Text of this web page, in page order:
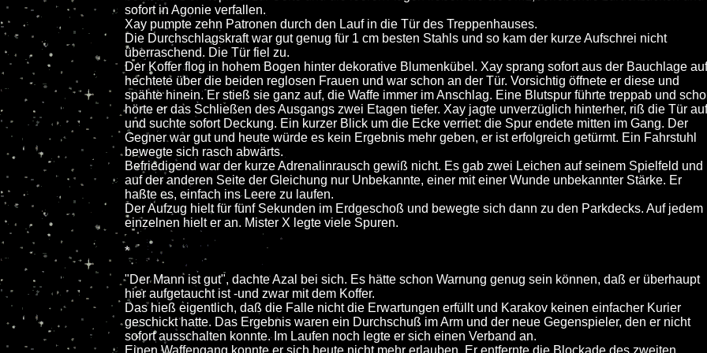
sofort in Agonie verfallen.
Xay pumpte zehn Patronen durch den Lauf in die Tür des Treppenhauses.
Die Durchschlagskraft war gut genug für 1 cm besten Stahls und so kam der kurze Aufschrei nicht
überraschend. Die Tür fiel zu.
Der Koffer flog in hohem Bogen hinter dekorative Blumenkübel. Xay sprang sofort aus der Bauchlage
hechtete über die beiden reglosen Frauen und war schon an der Tür. Vorsichtig öffnete er diese und
spähte hinein. Er stieß sie ganz auf, die Waffe immer im Anschlag. Eine Blutspur führte treppab und
hörte er das Schließen des Ausgangs zwei Etagen tiefer. Xay jagte unverzüglich hinterher, riß die Tür auf
und suchte sofort Deckung. Ein kurzer Blick um die Ecke verriet: die Spur endete mitten im Gang. Der
Gegner war gut und heute würde es kein Ergebnis mehr geben, er ist erfolgreich getürmt. Ein Fahrstuhl
bewegte sich rasch abwärts.
Befriedigend war der kurze Adrenalinrausch gewiß nicht. Es gab zwei Leichen auf seinem Spielfeld und
auf der anderen Seite der Gleichung nur Unbekannte, einer mit einer Wunde unbekannter Stärke. Er
haßte es, einfach ins Leere zu laufen.
Der Aufzug hielt für fünf Sekunden im Erdgeschoß und bewegte sich dann zu den Parkdecks. Auf jedem
einzelnen hielt er an. Mister X legte viele Spuren.
*
"Der Mann ist gut", dachte Azal bei sich. Es hätte schon Warnung genug sein können, daß er überhaupt
hier aufgetaucht ist -und zwar mit dem Koffer.
Das hieß eigentlich, daß die Falle nicht die Erwartungen erfüllt und Karakov keinen einfacher Kurier
geschickt hatte. Das Ergebnis waren ein Durchschuß im Arm und der neue Gegenspieler, den er nicht
sofort ausschalten konnte. Im Laufen noch legte er sich einen Verband an.
Einen Waffengang konnte er sich heute nicht mehr erlauben. Er entfernte die Blockade des zweiten